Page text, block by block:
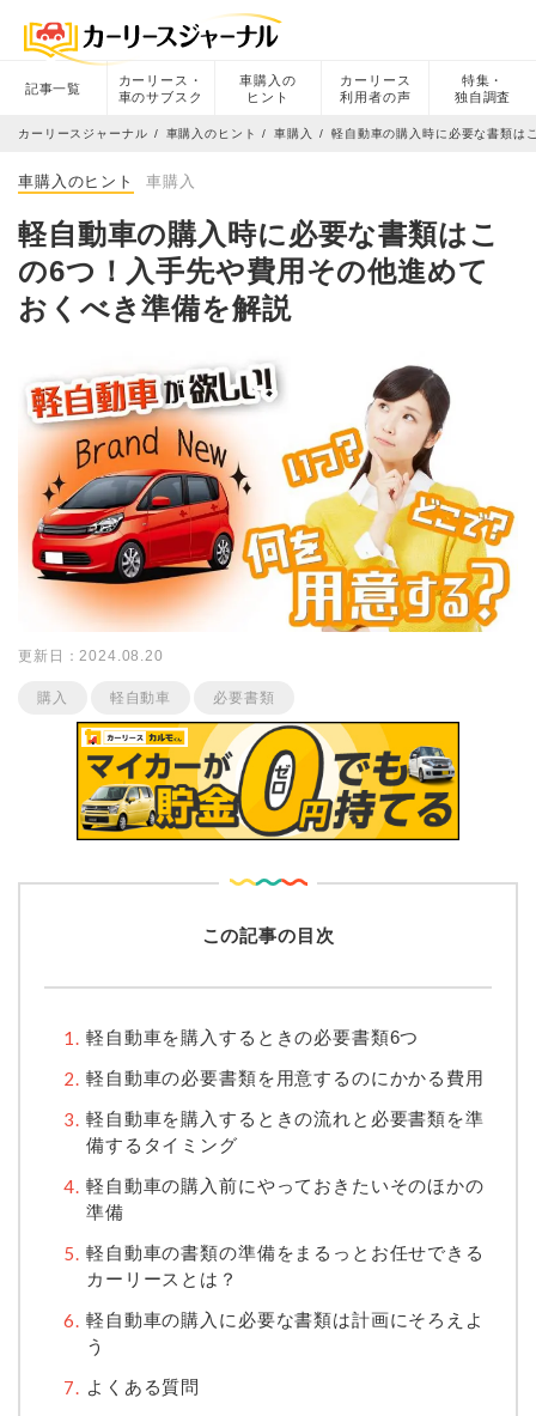
記事一覧
カーリース・
車のサブスク
車購入の
ヒント
カーリース
利用者の声
特集・
独自調査
カーリースジャーナル 車購入のヒント 車購入 軽自動車の購入時に必要な書類は
車購入のヒント 車購入
軽自動車の購入時に必要な書類はこ
の6つ！入手先や費用その他進めて
おくべき準備を解説
更新日：2024.08.20
購入 軽自動車 必要書類
この記事の目次
軽自動車を購入するときの必要書類6つ
軽自動車の必要書類を用意するのにかかる費用
軽自動車を購入するときの流れと必要書類を準
備するタイミング
軽自動車の購入前にやっておきたいそのほかの
準備
軽自動車の書類の準備をまるっとお任せできる
カーリースとは？
軽自動車の購入に必要な書類は計画にそろえよ
う
よくある質問